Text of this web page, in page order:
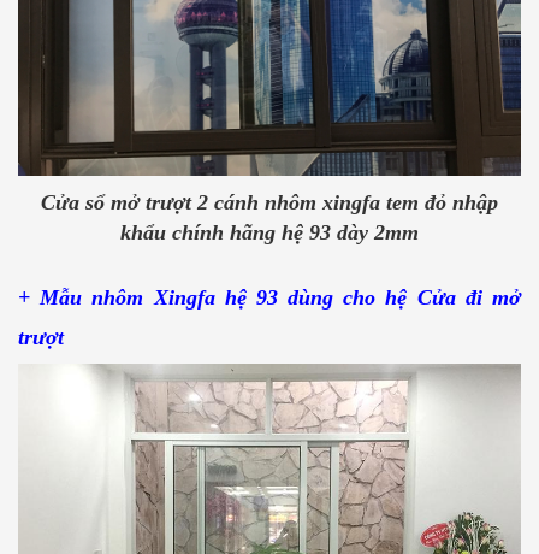
Cửa sổ mở trượt 2 cánh nhôm xingfa tem đỏ nhập
khẩu chính hãng hệ 93 dày 2mm
+ Mẫu nhôm Xingfa hệ 93 dùng cho hệ Cửa đi mở
trượt